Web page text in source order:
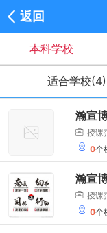
返回
本科学校
适合学校(4)
瀚宣
授课
0个
瀚宣
授课
0个